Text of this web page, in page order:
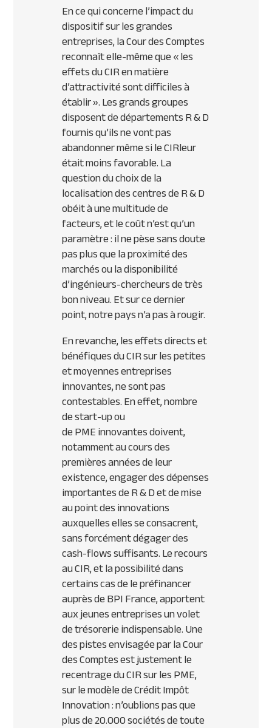
En ce qui concerne l’impact du
dispositif sur les grandes
entreprises, la Cour des Comptes
reconnaît elle-même que « les
effets duCIRen matière
d’attractivité sont difficiles à
établir ». Les grands groupes
disposent de départements R & D
fournis qu’ils ne vont pas
abandonner même si leCIRleur
était moins favorable. La
question du choix de la
localisation des centres de R & D
obéit à une multitude de
facteurs, et le coût n’est qu’un
paramètre : il ne pèse sans doute
pas plus que la proximité des
marchés ou la disponibilité
d’ingénieurs-chercheurs de très
bon niveau. Et sur ce dernier
point, notre pays n’a pas à rougir.
En revanche, les effets directs et
bénéfiques duCIRsur les petites
et moyennes entreprises
innovantes, ne sont pas
contestables. En effet, nombre
de start-up ou
dePMEinnovantes doivent,
notamment au cours des
premières années de leur
existence, engager des dépenses
importantes de R & D et de mise
au point des innovations
auxquelles elles se consacrent,
sans forcément dégager des
cash-flows suffisants. Le recours
auCIR, et la possibilité dans
certains cas de le préfinancer
auprès deBPIFrance, apportent
aux jeunes entreprises un volet
de trésorerie indispensable. Une
des pistes envisagée par la Cour
des Comptes est justement le
recentrage duCIRsur lesPME,
sur le modèle de Crédit Impôt
Innovation : n’oublions pas que
plus de 20.000 sociétés de toute